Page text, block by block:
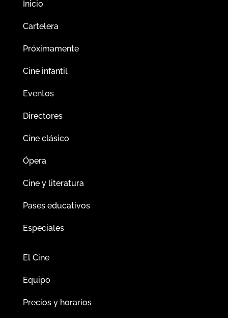
Inicio
Cartelera
Próximamente
Cine infantil
Eventos
Directores
Cine clásico
Ópera
Cine y literatura
Pases educativos
Especiales
El Cine
Equipo
Precios y horarios